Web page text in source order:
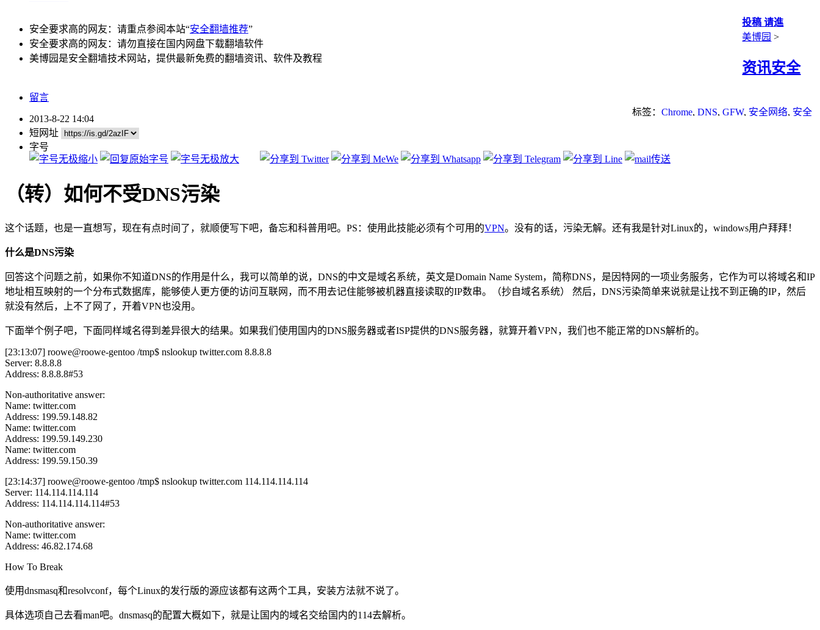
安全要求高的网友：请重点参阅本站“安全翻墙推荐”
安全要求高的网友：请勿直接在国内网盘下载翻墙软件
美博园是安全翻墙技术网站，提供最新免费的翻墙资讯、软件及教程
投稿 请進
美博园 >
资讯安全
留言
标签： Chrome, DNS, GFW, 安全网络, 安全
2013-8-22 14:04
短网址
字号
（转）如何不受DNS污染
这个话题，也是一直想写，现在有点时间了，就顺便写下吧，备忘和科普用吧。PS：使用此技能必须有个可用的VPN。没有的话，污染无解。还有我是针对Linux的，windows用户拜拜！
什么是DNS污染
回答这个问题之前，如果你不知道DNS的作用是什么，我可以简单的说，DNS的中文是域名系统，英文是Domain Name System，简称DNS，是因特网的一项业务服务，它作为可以将域名和IP
地址相互映射的一个分布式数据库，能够使人更方便的访问互联网，而不用去记住能够被机器直接读取的IP数串。（抄自域名系统） 然后，DNS污染简单来说就是让找不到正确的IP，然后
就没有然后，上不了网了，开着VPN也没用。
下面举个例子吧，下面同样域名得到差异很大的结果。如果我们使用国内的DNS服务器或者ISP提供的DNS服务器，就算开着VPN，我们也不能正常的DNS解析的。
[23:13:07] roowe@roowe-gentoo /tmp$ nslookup twitter.com 8.8.8.8
Server: 8.8.8.8
Address: 8.8.8.8#53
Non-authoritative answer:
Name: twitter.com
Address: 199.59.148.82
Name: twitter.com
Address: 199.59.149.230
Name: twitter.com
Address: 199.59.150.39
[23:14:37] roowe@roowe-gentoo /tmp$ nslookup twitter.com 114.114.114.114
Server: 114.114.114.114
Address: 114.114.114.114#53
Non-authoritative answer:
Name: twitter.com
Address: 46.82.174.68
How To Break
使用dnsmasq和resolvconf，每个Linux的发行版的源应该都有这两个工具，安装方法就不说了。
具体选项自己去看man吧。dnsmasq的配置大概如下，就是让国内的域名交给国内的114去解析。